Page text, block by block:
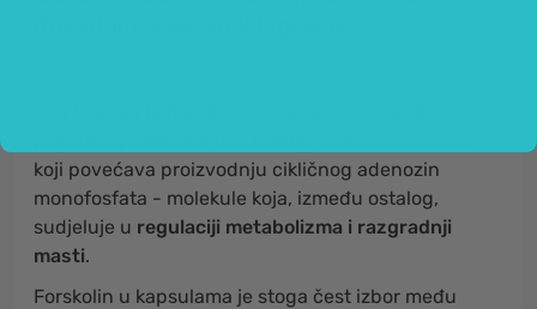
koji povećava proizvodnju cikličnog adenozin
monofosfata - molekule koja, između ostalog,
sudjeluje u regulaciji metabolizma i razgradnji
masti.
Forskolin u kapsulama je stoga čest izbor među